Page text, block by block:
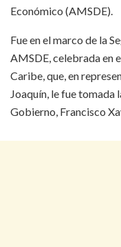
Económico (AMSDE).
Fue en el marco de la
AMSDE, celebrada en
Caribe, que, en
Joaquín, le fue
Gobierno, Francisco